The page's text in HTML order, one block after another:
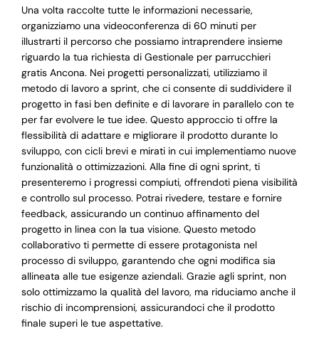
Una volta raccolte tutte le informazioni necessarie,
organizziamo una videoconferenza di 60 minuti per
illustrarti il percorso che possiamo intraprendere insieme
riguardo la tua richiesta di Gestionale per parrucchieri
gratis Ancona. Nei progetti personalizzati, utilizziamo il
metodo di lavoro a sprint, che ci consente di suddividere il
progetto in fasi ben definite e di lavorare in parallelo con te
per far evolvere le tue idee. Questo approccio ti offre la
flessibilità di adattare e migliorare il prodotto durante lo
sviluppo, con cicli brevi e mirati in cui implementiamo nuove
funzionalità o ottimizzazioni. Alla fine di ogni sprint, ti
presenteremo i progressi compiuti, offrendoti piena visibilità
e controllo sul processo. Potrai rivedere, testare e fornire
feedback, assicurando un continuo affinamento del
progetto in linea con la tua visione. Questo metodo
collaborativo ti permette di essere protagonista nel
processo di sviluppo, garantendo che ogni modifica sia
allineata alle tue esigenze aziendali. Grazie agli sprint, non
solo ottimizzamo la qualità del lavoro, ma riduciamo anche il
rischio di incomprensioni, assicurandoci che il prodotto
finale superi le tue aspettative.